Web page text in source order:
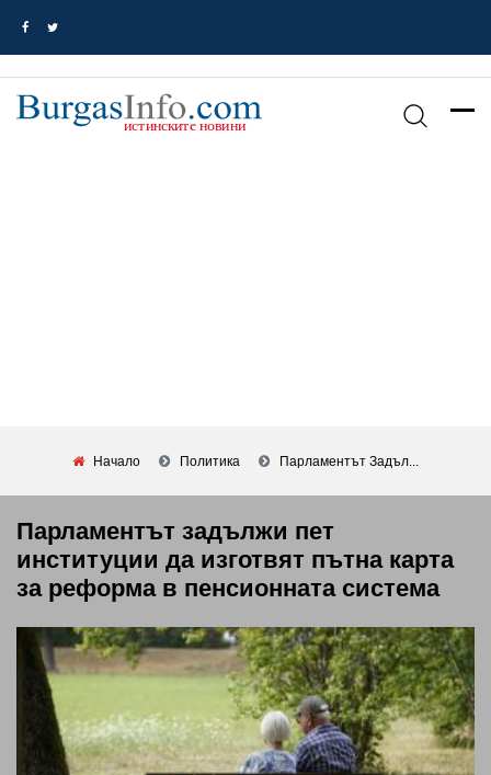
Начало Политика Парламентът Задъл...
Парламентът задължи пет
институции да изготвят пътна карта
за реформа в пенсионната система